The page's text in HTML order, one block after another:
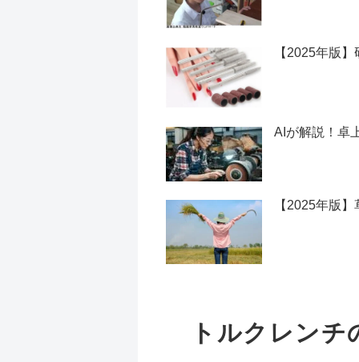
【2025年版
AIが解説！卓
【2025年版
トルクレン